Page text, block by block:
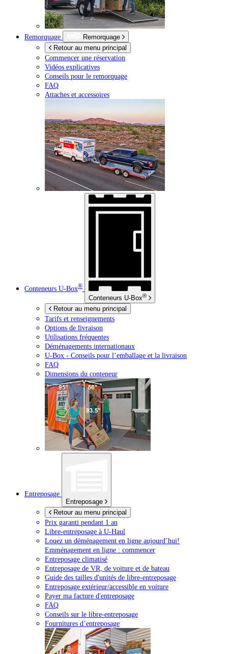
Remorquage
Remorquage
Retour au menu principal
Commencer une réservation
Vidéos explicatives
Conseils pour le remorquage
FAQ
Attaches et accessoires
Conteneurs U-Box®
Conteneurs U-Box®
Retour au menu principal
Tarifs et renseignements
Options de livraison
Utilisations fréquentes
Déménagements internationaux
U-Box - Conseils pour l’emballage et la livraison
FAQ
Dimensions du conteneur
Entreposage
Entreposage
Retour au menu principal
Prix garanti pendant 1 an
Libre-entreposage à U-Haul
Louez un déménagement en ligne aujourd’hui!
Emménagement en ligne : commencer
Entreposage climatisé
Entreposage de VR, de voiture et de bateau
Guide des tailles d'unités de libre-entreposage
Entreposage extérieur/accessible en voiture
Payer ma facture d'entreposage
FAQ
Conseils sur le libre-entreposage
Fournitures d’entreposage